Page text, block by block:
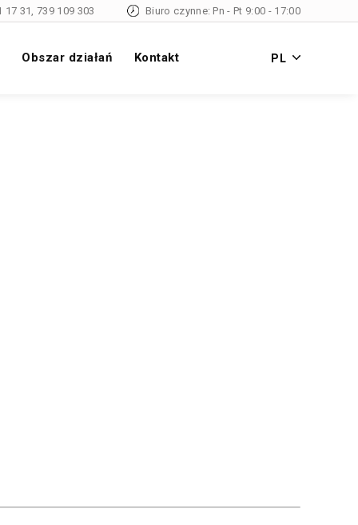
17 31,739 109 303 Biuro czynne: Pn - Pt 9:00 - 17:00
Obszar działań Kontakt PL